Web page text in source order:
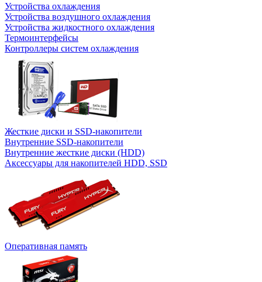
Устройства охлаждения
Устройства воздушного охлаждения
Устройства жидкостного охлаждения
Термоинтерфейсы
Контроллеры систем охлаждения
Жесткие диски и SSD-накопители
Внутренние SSD-накопители
Внутренние жесткие диски (HDD)
Аксессуары для накопителей HDD, SSD
Оперативная память